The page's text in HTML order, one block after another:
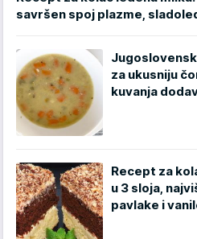
savršen spoj plazme,
za ukusniju
kuvanja
Recept za
u 3 sloja,
pavlake i